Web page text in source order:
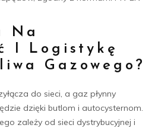
Na
I Logistykę
Gazowego?
do sieci, a gaz płynny
dzięki butlom i autocysternom.
zależy od sieci dystrybucyjnej i